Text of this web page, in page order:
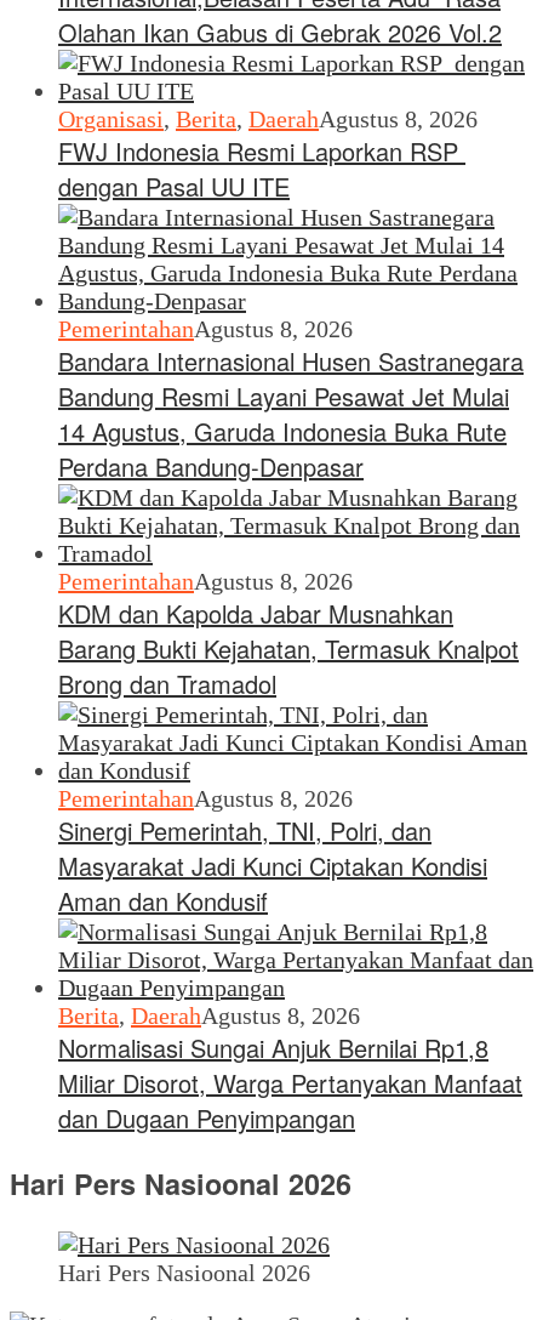
Olahan Ikan Gabus di Gebrak 2026 Vol.2
Organisasi, Berita, DaerahAgustus 8, 2026
FWJ Indonesia Resmi Laporkan RSP
dengan Pasal UU ITE
PemerintahanAgustus 8, 2026
Bandara Internasional Husen Sastranegara
Bandung Resmi Layani Pesawat Jet Mulai
14 Agustus, Garuda Indonesia Buka Rute
Perdana Bandung-Denpasar
PemerintahanAgustus 8, 2026
KDM dan Kapolda Jabar Musnahkan
Barang Bukti Kejahatan, Termasuk Knalpot
Brong dan Tramadol
PemerintahanAgustus 8, 2026
Sinergi Pemerintah, TNI, Polri, dan
Masyarakat Jadi Kunci Ciptakan Kondisi
Aman dan Kondusif
Berita, DaerahAgustus 8, 2026
Normalisasi Sungai Anjuk Bernilai Rp1,8
Miliar Disorot, Warga Pertanyakan Manfaat
dan Dugaan Penyimpangan
Hari Pers Nasioonal 2026
Hari Pers Nasioonal 2026